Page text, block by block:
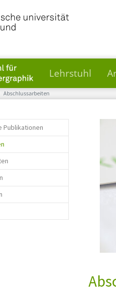
Lehrstuhl
Abschlussarbeiten
Publikationen